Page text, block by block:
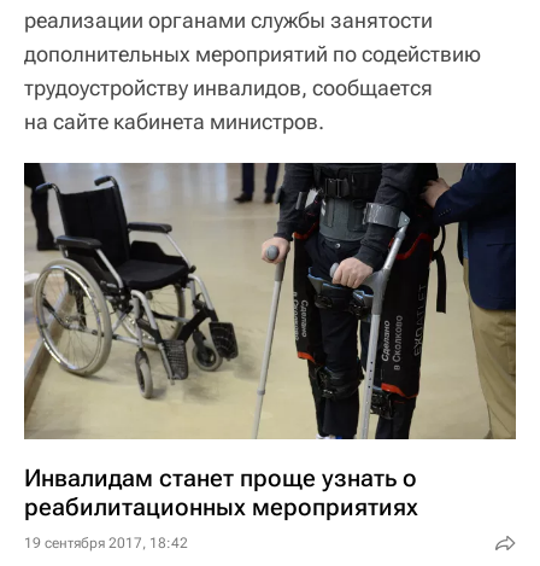
реализации органами службы занятости
дополнительных мероприятий по содействию
трудоустройству инвалидов, сообщается
на сайте кабинета министров.
Инвалидам станет проще узнать о
реабилитационных мероприятиях
19 сентября 2017, 18:42